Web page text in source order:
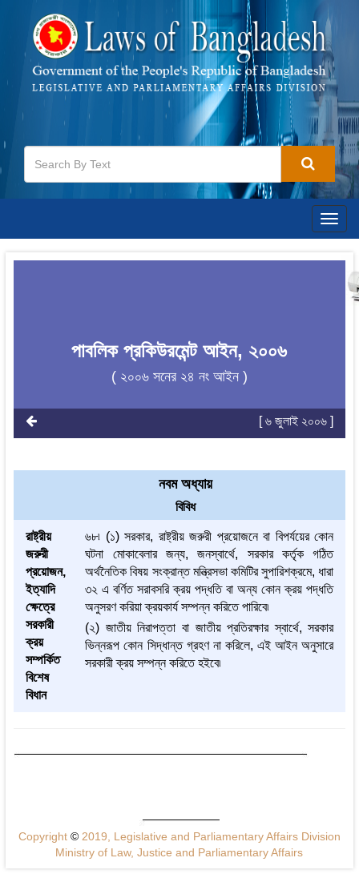
পাবলিক প্রকিউরমেন্ট আইন, ২০০৬
( ২০০৬ সনের ২৪ নং আইন )
[ ৬ জুলাই ২০০৬ ]
নবম অধ্যায়
বিবিধ
রাষ্ট্রীয়
জরুরী
প্রয়োজন,
ইত্যাদি
ক্ষেত্রে
সরকারী
ক্রয়
সম্পর্কিত
বিশেষ
বিধান
৬৮৷ (১) সরকার, রাষ্ট্রীয় জরুরী প্রয়োজনে বা বিপর্যয়ের কোন
ঘটনা মোকাবেলার জন্য, জনস্বার্থে, সরকার কর্তৃক গঠিত
অর্থনৈতিক বিষয় সংক্রান্ত মন্ত্রিসভা কমিটির সুপারিশক্রমে, ধারা
৩২ এ বর্ণিত সরাবসরি ক্রয় পদ্ধতি বা অন্য কোন ক্রয় পদ্ধতি
অনুসরণ করিয়া ক্রয়কার্য সম্পন্ন করিতে পারিবে৷
(২) জাতীয় নিরাপত্তা বা জাতীয় প্রতিরক্ষার স্বার্থে, সরকার
ভিন্নরূপ কোন সিদ্ধান্ত গ্রহণ না করিলে, এই আইন অনুসারে
সরকারী ক্রয় সম্পন্ন করিতে হইবে৷
Copyright ©2019, Legislative and Parliamentary Affairs Division
Ministry of Law, Justice and Parliamentary Affairs